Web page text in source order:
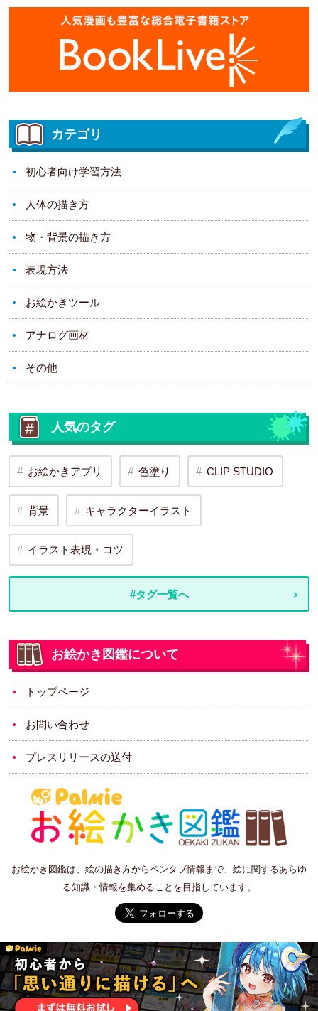
カテゴリ
初心者向け学習方法
人体の描き方
物・背景の描き方
表現方法
お絵かきツール
アナログ画材
その他
人気のタグ
お絵かきアプリ 色塗り CLIP STUDIO
背景 キャラクターイラスト
イラスト表現・コツ
#タグ一覧へ
お絵かき図鑑について
トップページ
お問い合わせ
プレスリリースの送付
お絵かき図鑑は、絵の描き方からペンタブ情報まで、絵に関するあらゆ
る知識・情報を集めることを目指しています。